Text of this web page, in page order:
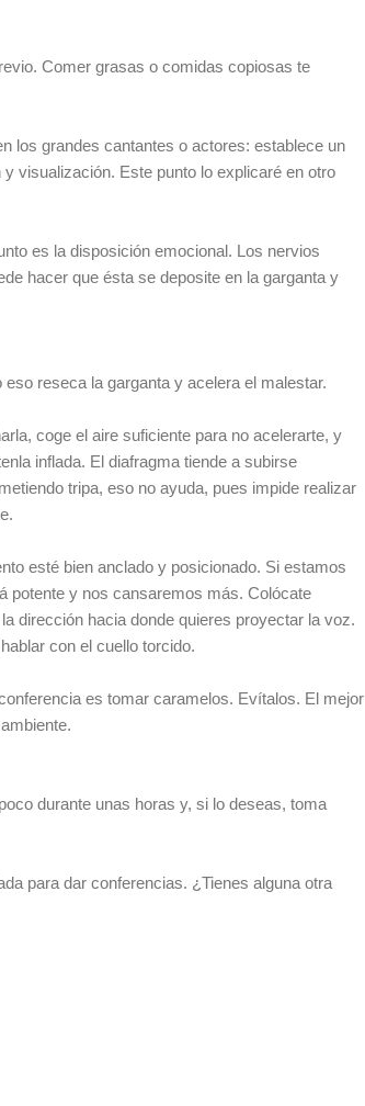
Comer grasas o comidas copiosas te
los grandes cantantes o actores: establece un
visualización. Este punto lo explicaré en otro
es la disposición emocional. Los nervios
hacer que ésta se deposite en la garganta y
reseca la garganta y acelera el malestar.
coge el aire suficiente para no acelerarte, y
inflada. El diafragma tiende a subirse
tripa, eso no ayuda, pues impide realizar
esté bien anclado y posicionado. Si estamos
potente y nos cansaremos más. Colócate
dirección hacia donde quieres proyectar la voz.
con el cuello torcido.
es tomar caramelos. Evítalos. El mejor
durante unas horas y, si lo deseas, toma
para dar conferencias. ¿Tienes alguna otra